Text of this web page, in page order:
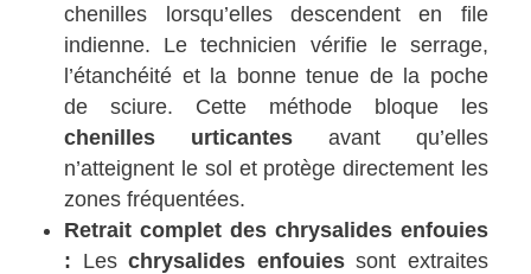
chenilles lorsqu’elles descendent en file
indienne. Le technicien vérifie le serrage,
l’étanchéité et la bonne tenue de la poche
de sciure. Cette méthode bloque les
chenilles urticantes avant qu’elles
n’atteignent le sol et protège directement les
zones fréquentées.
Retrait complet des chrysalides enfouies
: Leschrysalides enfouiessont extraites